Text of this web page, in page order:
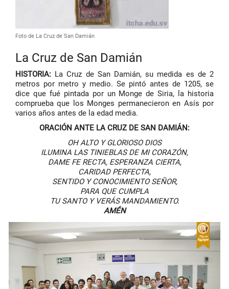
Foto de La Cruz de San Damián
La Cruz de San Damián
HISTORIA: La Cruz de San Damián, su medida es de 2
metros por metro y medio. Se pintó antes de 1205, se
dice que fué pintada por un Monge de Siria, la historia
comprueba que los Monges permanecieron en Asís por
varios años antes de la edad media.
ORACIÓN ANTE LA CRUZ DE SAN DAMIÁN:
OH ALTO Y GLORIOSO DIOS
ILUMINA LAS TINIEBLAS DE MI CORAZÓN,
DAME FE RECTA, ESPERANZA CIERTA,
CARIDAD PERFECTA,
SENTIDO Y CONOCIMIENTO SEÑOR,
PARA QUE CUMPLA
TU SANTO Y VERÁS MANDAMIENTO.
AMÉN